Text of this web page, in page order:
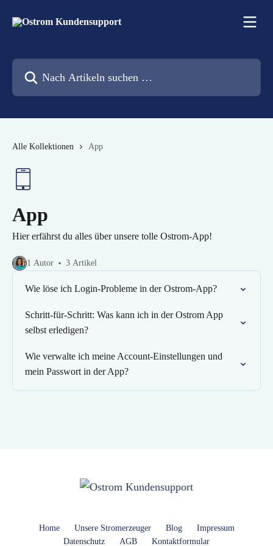
Alle Kollektionen App
App
Hier erfährst du alles über unsere tolle Ostrom-App!
1 Autor 3 Artikel
Wie löse ich Login-Probleme in der Ostrom-App?
Schritt-für-Schritt: Was kann ich in der Ostrom App
selbst erledigen?
Wie verwalte ich meine Account-Einstellungen und
mein Passwort in der App?
Home Unsere Stromerzeuger Blog
Impressum
Datenschutz
AGB Kontaktformular